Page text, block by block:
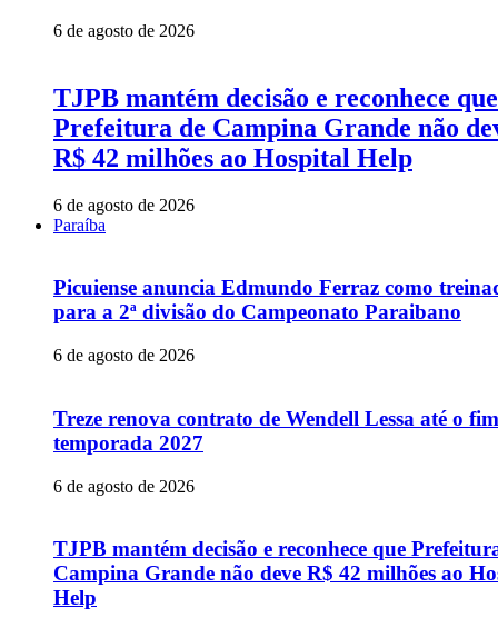
6 de agosto de 2026
TJPB mantém decisão e reconhece que
Prefeitura de Campina Grande não
R$ 42 milhões ao Hospital Help
6 de agosto de 2026
Paraíba
Picuiense anuncia Edmundo Ferraz como
para a 2ª divisão do Campeonato Paraibano
6 de agosto de 2026
Treze renova contrato de Wendell Lessa até o
temporada 2027
6 de agosto de 2026
TJPB mantém decisão e reconhece que
Campina Grande não deve R$ 42 milhões ao
Help